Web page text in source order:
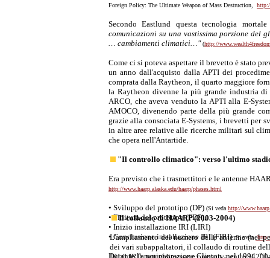
Foreign Policy: The Ultimate Weapon of Mass Destruction,
Secondo Eastlund questa tecnologia
comunicazioni su una vastissima porzione del
… cambiamenti climatici…" (http://
Come ci si poteva aspettare il brevetto è stato
un anno dall'acquisto dalla APTI dei
comprata dalla Raytheon, il quarto maggiore
la Raytheon divenne la più grande industria
ARCO, che aveva venduto la APTI alla E-
AMOCO, divenendo parte della più grande
grazie alla consociata E-Systems, i brevetti per
in altre aree relative alle ricerche militari sul
che opera nell'Antartide.
"Il controllo climatico": verso l'ultimo
Era previsto che i trasmettitori e le antenne
http://www.haarp.alaska.edu/haarp/phases.html
• Sviluppo del prototipo (DP) (Si veda http://
• Finitura del prototipo (FDP),
• Inizio installazione IRI (LIRI)
• Conclusione installazione IRI (FIRI).Si veda
Durante l'amministrazione Clinton, nel 1994,
Il collaudo di HAARP (2003-2004)
L'ampliamento del numero delle antenne (nel
dei vari subappaltatori, il collaudo di routine